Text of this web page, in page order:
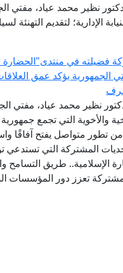
نظير محمد عياد، مفتي
الإدارية؛ لتقديم التهنئة
في منتدى"الحضارة
الجمهورية يؤكد عمق
نظير محمد عياد، مفتي
والأخوية التي تجمع
من تطور متواصل يفتح آفاقًا
المشتركة التي تستدعي
الإسلامية.. طريق التسامح
مشتركة تعزز دور المؤسسات